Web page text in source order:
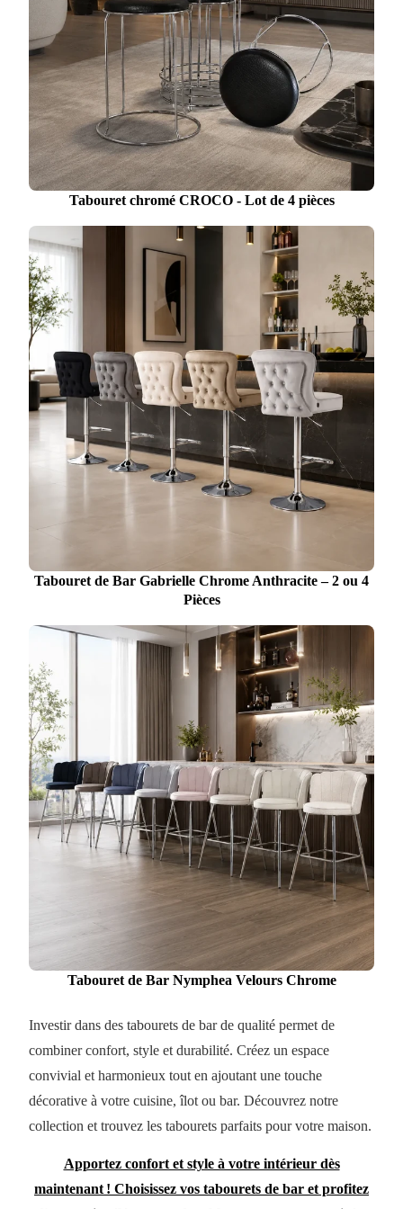
Tabouret chromé CROCO - Lot de 4 pièces
Tabouret de Bar Gabrielle Chrome Anthracite – 2 ou 4
Pièces
Tabouret de Bar Nymphea Velours Chrome
Investir dans des tabourets de bar de qualité permet de
combiner confort, style et durabilité. Créez un espace
convivial et harmonieux tout en ajoutant une touche
décorative à votre cuisine, îlot ou bar. Découvrez notre
collection et trouvez les tabourets parfaits pour votre maison.
Apportez confort et style à votre intérieur dès
maintenant ! Choisissez vos tabourets de bar et profitez